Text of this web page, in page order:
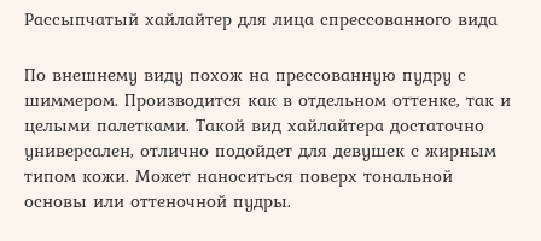
Рассыпчатый хайлайтер для лица спрессованного вида
По внешнему виду похож на прессованную пудру с
шиммером. Производится как в отдельном оттенке, так и
целыми палетками. Такой вид хайлайтера достаточно
универсален, отлично подойдет для девушек с жирным
типом кожи. Может наноситься поверх тональной
основы или оттеночной пудры.